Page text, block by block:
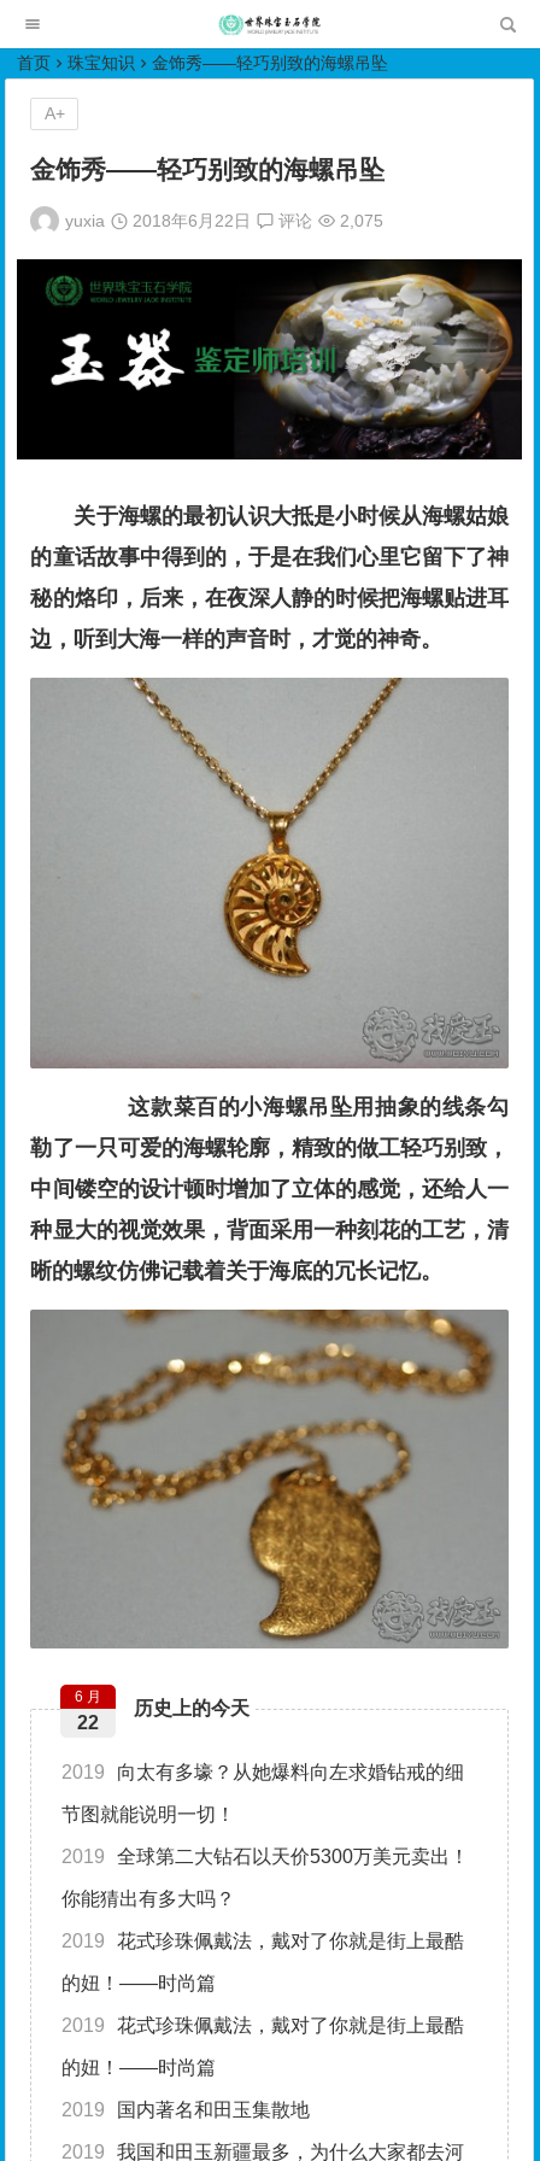
首页 珠宝知识 金饰秀——轻巧别致的海螺吊坠
金饰秀——轻巧别致的海螺吊坠
yuxia 2018年6月22日 评论 2,075
关于海螺的最初认识大抵是小时候从海螺姑娘
的童话故事中得到的，于是在我们心里它留下了神
秘的烙印，后来，在夜深人静的时候把海螺贴进耳
边，听到大海一样的声音时，才觉的神奇。
这款菜百的小海螺吊坠用抽象的线条勾
勒了一只可爱的海螺轮廓，精致的做工轻巧别致，
中间镂空的设计顿时增加了立体的感觉，还给人一
种显大的视觉效果，背面采用一种刻花的工艺，清
晰的螺纹仿佛记载着关于海底的冗长记忆。
历史上的今天
6 月
22
2019 向太有多壕？从她爆料向左求婚钻戒的细
节图就能说明一切！
2019 全球第二大钻石以天价5300万美元卖出！
你能猜出有多大吗？
2019 花式珍珠佩戴法，戴对了你就是街上最酷
的妞！——时尚篇
2019 花式珍珠佩戴法，戴对了你就是街上最酷
的妞！——时尚篇
2019 国内著名和田玉集散地
2019 我国和田玉新疆最多，为什么大家都去河
A+